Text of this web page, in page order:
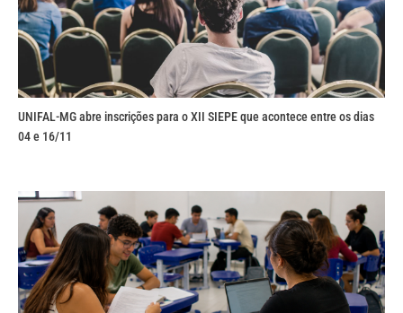
UNIFAL-MG abre inscrições para o XII SIEPE que acontece entre os dias
04 e 16/11